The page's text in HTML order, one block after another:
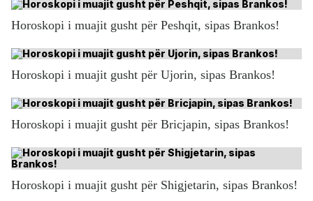
Horoskopi i muajit gusht për Peshqit, sipas Brankos!
Horoskopi i muajit gusht për Ujorin, sipas Brankos!
Horoskopi i muajit gusht për Bricjapin, sipas Brankos!
Horoskopi i muajit gusht për Shigjetarin, sipas Brankos!